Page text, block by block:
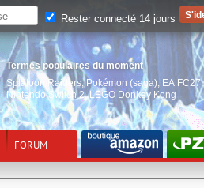
Termes populaires du moment
Splatoon Raiders, Pokémon (saga) EA FC27,
Nintendo Switch 2,LEGO Donkey Kong
FORUM
Rester connecté 14 jours